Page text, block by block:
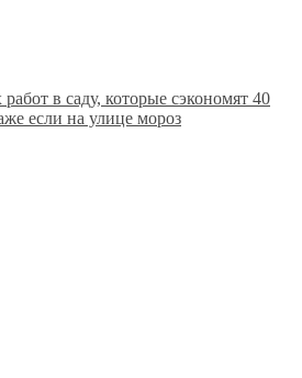
в саду, которые сэкономят 40
если на улице мороз